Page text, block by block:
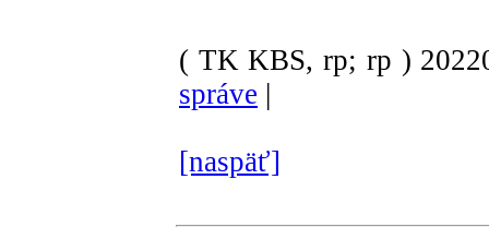
( TK KBS, rp; rp )
správe |
[naspäť]